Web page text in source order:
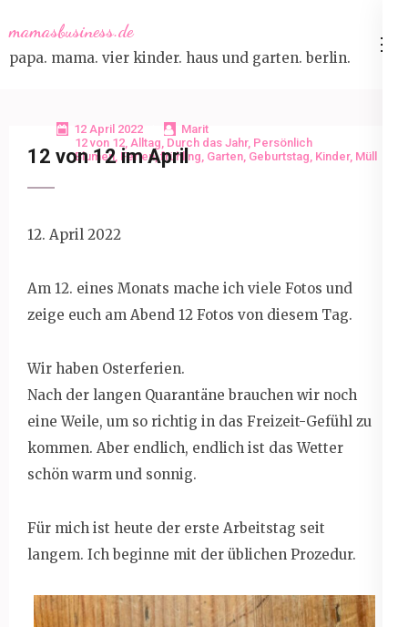
to
content
mamasbusiness.de
papa. mama. vier kinder. haus und garten. berlin.
12 April 2022
Marit
12 von 12, Alltag, Durch das Jahr, Persönlich
Blumen, Ferien,frühling, Garten, Geburtstag, Kinder, Müll
12 von 12 im April
12. April 2022
Am 12. eines Monats mache ich viele Fotos und
zeige euch am Abend 12 Fotos von diesem Tag.
Wir haben Osterferien.
Nach der langen Quarantäne brauchen wir noch
eine Weile, um so richtig in das Freizeit-Gefühl zu
kommen. Aber endlich, endlich ist das Wetter
schön warm und sonnig.
Für mich ist heute der erste Arbeitstag seit
langem. Ich beginne mit der üblichen Prozedur.